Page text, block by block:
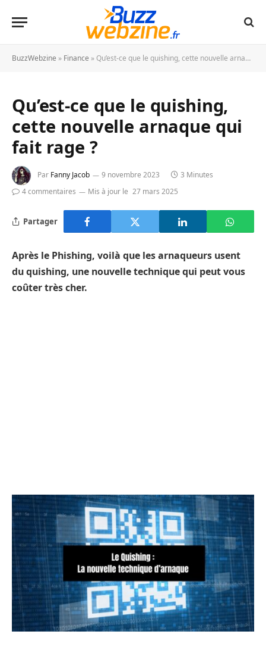
BuzzWebzine » Finance » Qu’est-ce que le quishing, cette nouvelle arnaque qui fait rage ?
Qu’est-ce que le quishing,
cette nouvelle arnaque qui
fait rage ?
Par Fanny Jacob 9 novembre 2023
3 Minutes
4 commentaires
Mis à jour le 27 mars 2025
Partager
Après le Phishing, voilà que les arnaqueurs usent
du quishing, une nouvelle technique qui peut vous
coûter très cher.